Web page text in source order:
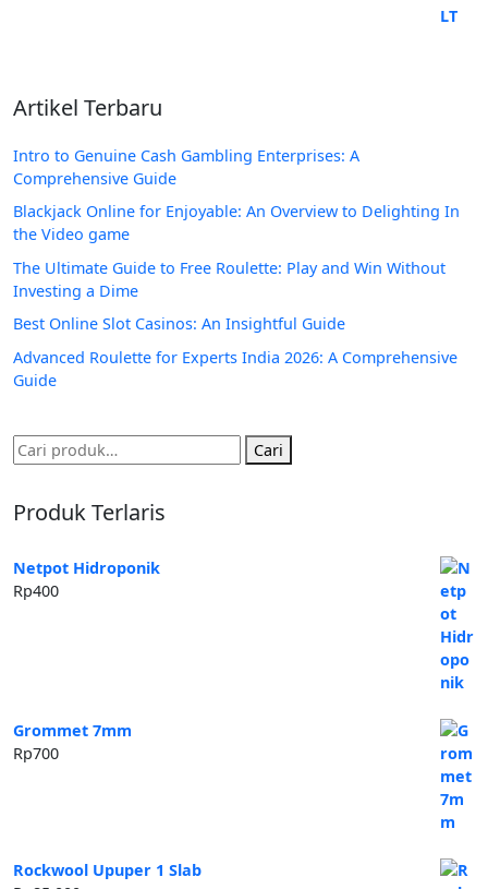
Artikel Terbaru
Intro to Genuine Cash Gambling Enterprises: A
Comprehensive Guide
Blackjack Online for Enjoyable: An Overview to Delighting In
the Video game
The Ultimate Guide to Free Roulette: Play and Win Without
Investing a Dime
Best Online Slot Casinos: An Insightful Guide
Advanced Roulette for Experts India 2026: A Comprehensive
Guide
Pencarian
untuk:
Cari
Produk Terlaris
Netpot Hidroponik
Rp400
Grommet 7mm
Rp700
Rockwool Upuper 1 Slab